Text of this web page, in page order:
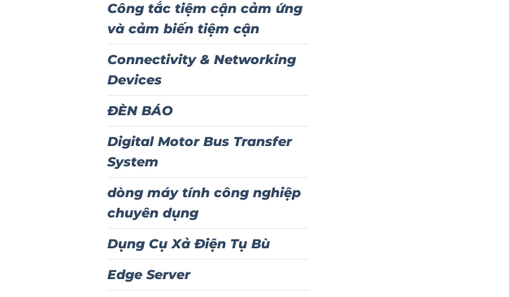
Công tắc tiệm cận cảm ứng
và cảm biến tiệm cận
Connectivity & Networking
Devices
ĐÈN BÁO
Digital Motor Bus Transfer
System
dòng máy tính công nghiệp
chuyên dụng
Dụng Cụ Xả Điện Tụ Bù
Edge Server